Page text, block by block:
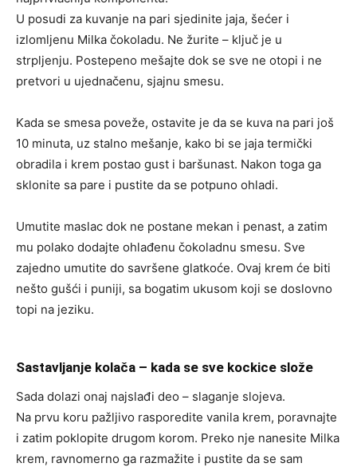
U posudi za kuvanje na pari sjedinite jaja, šećer i
izlomljenu Milka čokoladu. Ne žurite – ključ je u
strpljenju. Postepeno mešajte dok se sve ne otopi i ne
pretvori u ujednačenu, sjajnu smesu.
Kada se smesa poveže, ostavite je da se kuva na pari još
10 minuta, uz stalno mešanje, kako bi se jaja termički
obradila i krem postao gust i baršunast. Nakon toga ga
sklonite sa pare i pustite da se potpuno ohladi.
Umutite maslac dok ne postane mekan i penast, a zatim
mu polako dodajte ohlađenu čokoladnu smesu. Sve
zajedno umutite do savršene glatkoće. Ovaj krem će biti
nešto gušći i puniji, sa bogatim ukusom koji se doslovno
topi na jeziku.
Sastavljanje kolača – kada se sve kockice slože
Sada dolazi onaj najslađi deo – slaganje slojeva.
Na prvu koru pažljivo rasporedite vanila krem, poravnajte
i zatim poklopite drugom korom. Preko nje nanesite Milka
krem, ravnomerno ga razmažite i pustite da se sam